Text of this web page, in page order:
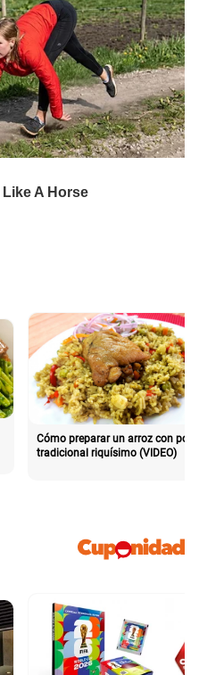
Cómo preparar un arroz con pollo
tradicional riquísimo (VIDEO)